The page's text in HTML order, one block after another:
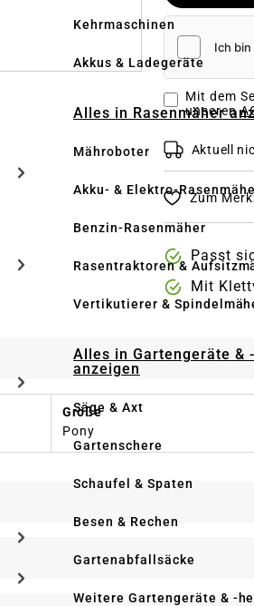
Kehrmaschinen
Akkus & Ladegeräte
Alles in Rasenmäher
Mähroboter
Akku- & Elektro-
Benzin-Rasenmäher
Rasentraktoren &
Vertikutierer &
Alles in Gartengeräte &
anzeigen
Säge & Axt
Gartenschere
Schaufel & Spaten
Besen & Rechen
Gartenabfallsäcke
Weitere Gartengeräte & -
Mit dem
unseren
Aktuell
Zum
Passt
Mit
Größe
Pony